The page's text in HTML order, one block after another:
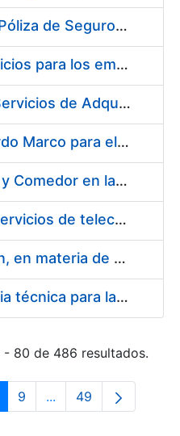
Contratación de una Póliza de Seguro Colectivo de Asistencia Sanitaria para la Fábrica Nacional de Moneda y Timbre – Real Casa de la Moneda
Contratación de Servicios para los empleados de la Fábrica Nacional de Moneda y Timbre-Real Casa de la Moneda para el año 2020, en ejecución de la sentencia número 511/2020 de la Sala de lo Social del Tribunal Supremo (Cesta de Navidad)
Contratación de los Servicios de Adquisición, Renovación y Mantenimiento de Licencias Software de Ofimática ( 2 lotes)
Suscripción de Acuerdo Marco para el Suministro de Material de Acero Inoxidable de la Entidad Pública Empresarial Fábrica Nacional de Moneda y Timbre-Real Casa de la Moneda (FNMT-RCM)
Servicio de Cafetería y Comedor en la sede central de la Fábrica Nacional de Moneda y Timbre-Real Casa de la Moneda en Madrid
Contratación de los servicios de telecomunicaciones para la FNMT-RCM
Servicio de Formación, en materia de Prevención de Riesgos Laborales, de Cursos de Operador de Carretillas de Manutención, Puente Grúa, Polipastos y Plataformas Móviles de Personal (PEMP), en su sede de Madrid y Burgos
Servicios de asistencia técnica para la realización de análisis de las aguas potables
80 de 486 resultados.
Use TAB para
Página
9 ...Páginas intermedias
Página
49